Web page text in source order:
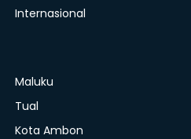
Internasional
Maluku
Tual
Kota Ambon